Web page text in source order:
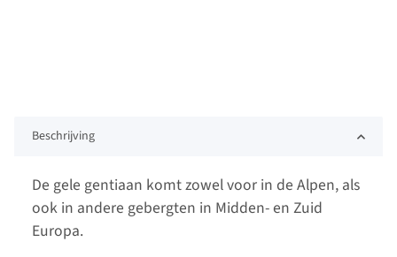
Beschrijving
De gele gentiaan komt zowel voor in de Alpen, als
ook in andere gebergten in Midden- en Zuid
Europa.